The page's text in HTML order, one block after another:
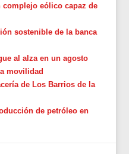
complejo eólico capaz de
sostenible de la banca
al alza en un agosto
movilidad
de Los Barrios de la
de petróleo en